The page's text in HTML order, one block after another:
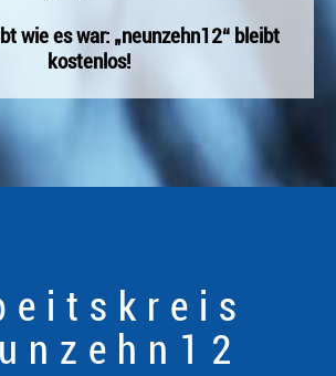
wie es war: „neunzehn12“ bleibt
kostenlos!